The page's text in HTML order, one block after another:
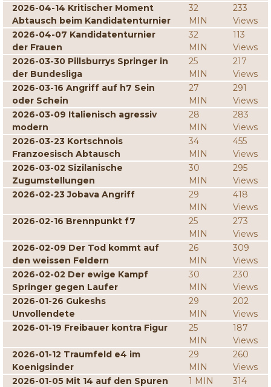
2026-04-14 Kritischer Moment
Abtausch beim Kandidatenturnier
32
MIN
233
Views
2026-04-07 Kandidatenturnier
der Frauen
32
MIN
113
Views
2026-03-30 Pillsburrys Springer in
der Bundesliga
25
MIN
217
Views
2026-03-16 Angriff auf h7 Sein
oder Schein
27
MIN
291
Views
2026-03-09 Italienisch agressiv
modern
28
MIN
283
Views
2026-03-23 Kortschnois
Franzoesisch Abtausch
34
MIN
455
Views
2026-03-02 Sizilanische
Zugumstellungen
30
MIN
295
Views
2026-02-23 Jobava Angriff
29
MIN
418
Views
2026-02-16 Brennpunkt f7
25
MIN
273
Views
2026-02-09 Der Tod kommt auf
den weissen Feldern
26
MIN
309
Views
2026-02-02 Der ewige Kampf
Springer gegen Laufer
30
MIN
230
Views
2026-01-26 Gukeshs
Unvollendete
29
MIN
202
Views
2026-01-19 Freibauer kontra Figur
25
MIN
187
Views
2026-01-12 Traumfeld e4 im
Koenigsinder
29
MIN
260
Views
2026-01-05 Mit 14 auf den Spuren
1 MIN
314